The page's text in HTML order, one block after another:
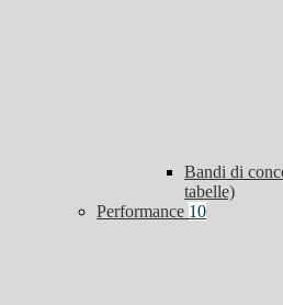
Bandi di
tabelle)
Performance 10